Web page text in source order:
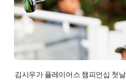
김시우가 플레이어스 챔피언십 첫